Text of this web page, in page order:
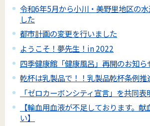
令和6年5月から小川・美野里地区の
した
都市計画の変更を行いました
ようこそ！夢先生！in 2022
四季健康館「健康風呂」再開のお知ら
乾杯は乳製品で！！乳製品乾杯条例推
「ゼロカーボンシティ宣言」を共同表
【輸血用血液が不足しております。
い】